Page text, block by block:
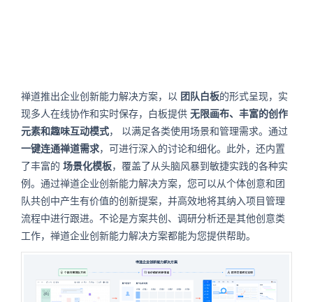
禅道推出企业创新能力解决方案，以 团队白板的形式呈现，实
现多人在线协作和实时保存，白板提供 无限画布、丰富的创作
元素和趣味互动模式， 以满足各类使用场景和管理需求。 通过
一键连通禅道需求，可进行深入的讨论和细化。此外，还内置
了丰富的 场景化模板，覆盖了从头脑风暴到敏捷实践的各种实
例。通过禅道企业创新能力解决方案，您可以从个体创意和团
队共创中产生有价值的创新提案，并高效地将其纳入项目管理
流程中进行跟进。不论是方案共创、调研分析还是其他创意类
工作，禅道企业创新能力解决方案都能为您提供帮助。